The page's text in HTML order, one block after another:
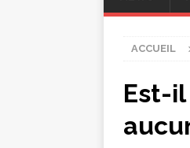
ACCUEIL
Est-